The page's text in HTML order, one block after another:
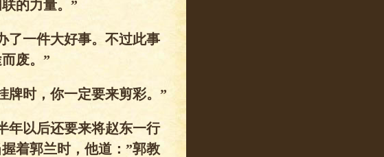
的力量。”
了一件大好事。不过此事
废。”
牌时，你一定要来剪彩。”
年以后还要来将赵东一行
着郭兰时，他道：”郭教